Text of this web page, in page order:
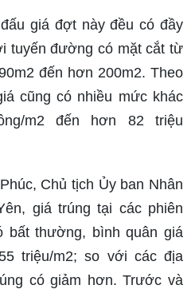
giá đợt này đều có đầy
tuyến đường có mặt cắt từ
đến hơn 200m2. Theo
cũng có nhiều mức khác
m2 đến hơn 82 triệu
Chủ tịch Ủy ban Nhân
giá trúng tại các phiên
bất thường, bình quân giá
triệu/m2; so với các địa
có giảm hơn. Trước và